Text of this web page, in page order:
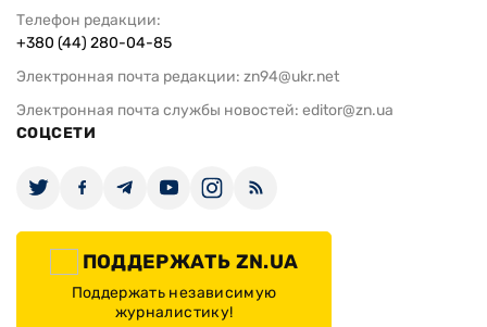
Телефон редакции:
+380 (44) 280-04-85
Электронная почта редакции: zn94@ukr.net
Электронная почта службы новостей: editor@zn.ua
СОЦСЕТИ
ПОДДЕРЖАТЬ ZN.UA
Поддержать независимую
журналистику!